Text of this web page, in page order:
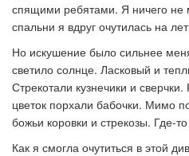
спящими ребятами. Я ничего не
спальни я вдруг очутилась на
Но искушение было сильнее
светило солнце. Ласковый и
Стрекотали кузнечики и
цветок порхали бабочки. Мимо
божьи коровки и стрекозы. Где-
Как я смогла очутиться в этой